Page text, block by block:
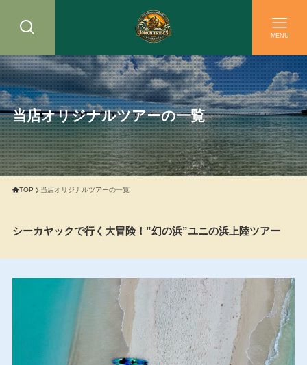
MENU
当店オリジナルツアーの一覧
TOP 当店オリジナルツアーの一覧
シーカヤックで行く大冒険！”幻の浜”ユニの浜上陸ツアー